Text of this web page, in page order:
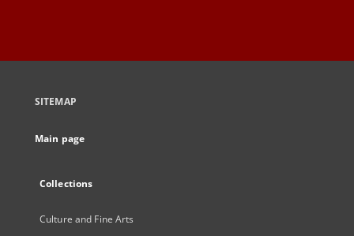
SITEMAP
Main page
Collections
Culture and Fine Arts